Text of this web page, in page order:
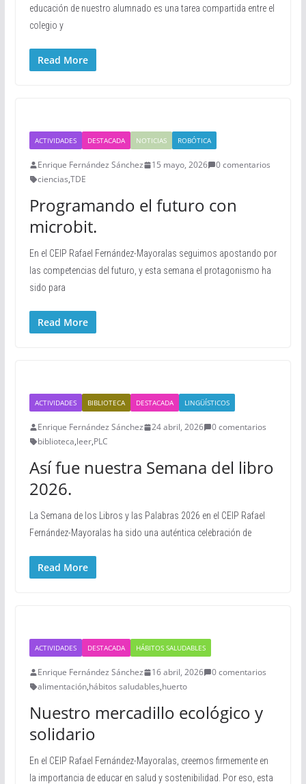
educación de nuestro alumnado es una tarea compartida entre el
colegio y
Read More
ACTIVIDADES DESTACADA NOTICIAS ROBÓTICA
Enrique Fernández Sánchez 15 mayo, 2026
0 comentarios
ciencias,TDE
Programando el futuro con
microbit.
En el CEIP Rafael Fernández-Mayoralas seguimos apostando por
las competencias del futuro, y esta semana el protagonismo ha
sido para
Read More
ACTIVIDADES BIBLIOTECA DESTACADA LINGÜÍSTICOS
Enrique Fernández Sánchez 24 abril, 2026
0 comentarios
biblioteca,leer,PLC
Así fue nuestra Semana del libro
2026.
La Semana de los Libros y las Palabras 2026 en el CEIP Rafael
Fernández-Mayoralas ha sido una auténtica celebración de
Read More
ACTIVIDADES DESTACADA HÁBITOS SALUDABLES
Enrique Fernández Sánchez 16 abril, 2026
0 comentarios
alimentación,hábitos saludables,huerto
Nuestro mercadillo ecológico y
solidario
En el CEIP Rafael Fernández-Mayoralas, creemos firmemente en
la importancia de educar en salud y sostenibilidad. Por eso, esta